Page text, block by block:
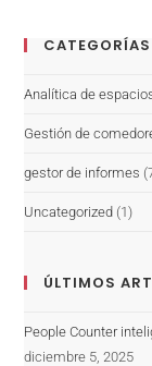
CATEGORÍAS
Analítica de
Gestión de
gestor de informes
Uncategorized (1)
ÚLTIMOS
People Counter
diciembre 5, 2025